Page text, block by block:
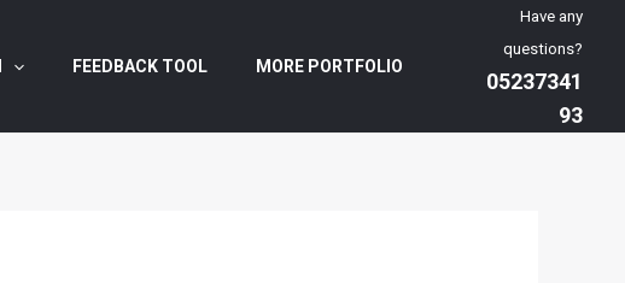
FEEDBACK TOOL MORE PORTFOLIO
Have any
questions?
05237341
93